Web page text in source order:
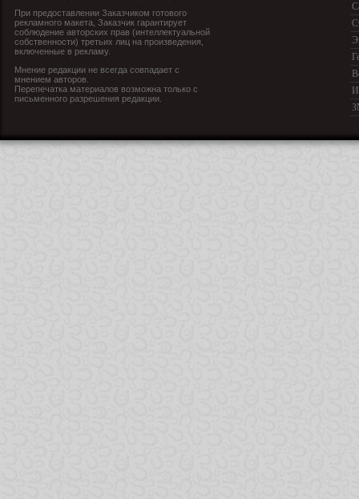
При предоставлении Заказчиком готового
рекламного макета, Заказчик гарантирует
соблюдение авторских прав (интеллектуальной
собственности) третьих лиц на произведения,
включенные в рекламу.
Мнение редакции не всегда совпадает с
мнением авторов.
Перепечатка материалов возможна только с
письменного разрешения редакции.